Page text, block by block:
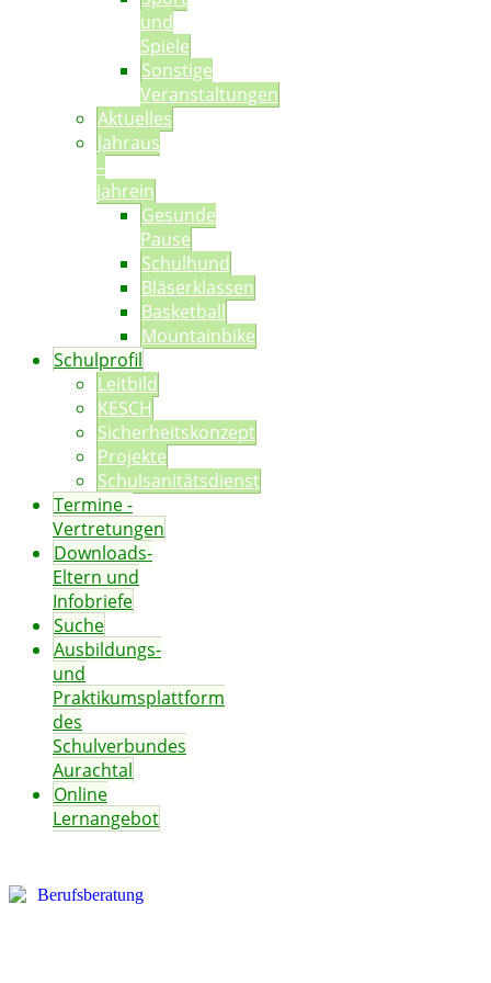
und
Spiele
Sonstige
Veranstaltungen
Aktuelles
Jahraus
–
jahrein
Gesunde
Pause
Schulhund
Bläserklassen
Basketball
Mountainbike
Schulprofil
Leitbild
KESCH
Sicherheitskonzept
Projekte
Schulsanitätsdienst
Termine -
Vertretungen
Downloads-
Eltern und
Infobriefe
Suche
Ausbildungs-
und
Praktikumsplattform
des
Schulverbundes
Aurachtal
Online
Lernangebot